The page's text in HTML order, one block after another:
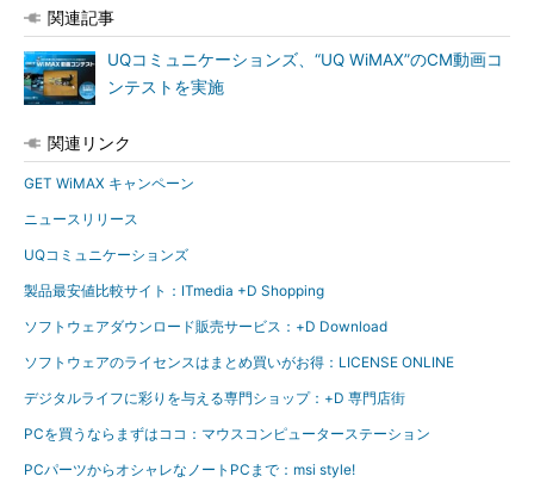
関連記事
UQコミュニケーションズ、“UQ WiMAX”のCM動画コ
ンテストを実施
関連リンク
GET WiMAX キャンペーン
ニュースリリース
UQコミュニケーションズ
製品最安値比較サイト：ITmedia +D Shopping
ソフトウェアダウンロード販売サービス：+D Download
ソフトウェアのライセンスはまとめ買いがお得：LICENSE ONLINE
デジタルライフに彩りを与える専門ショップ：+D 専門店街
PCを買うならまずはココ：マウスコンピューターステーション
PCパーツからオシャレなノートPCまで：msi style!